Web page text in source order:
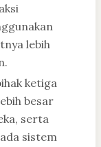
lebih
ketiga
besar
serta
sistem